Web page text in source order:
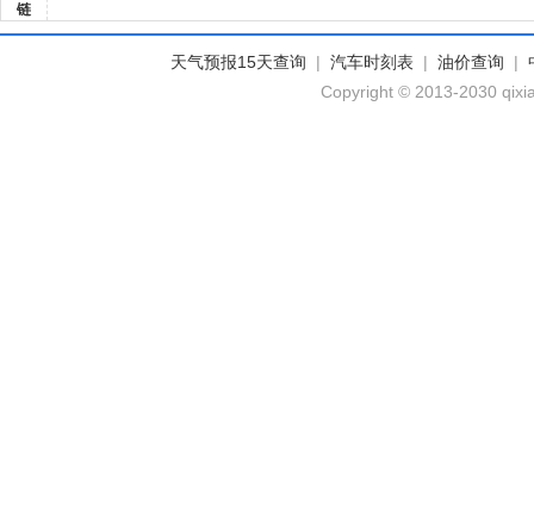
链
天气预报15天查询 | 汽车时刻表 | 油价查询 |
Copyright © 2013-2030